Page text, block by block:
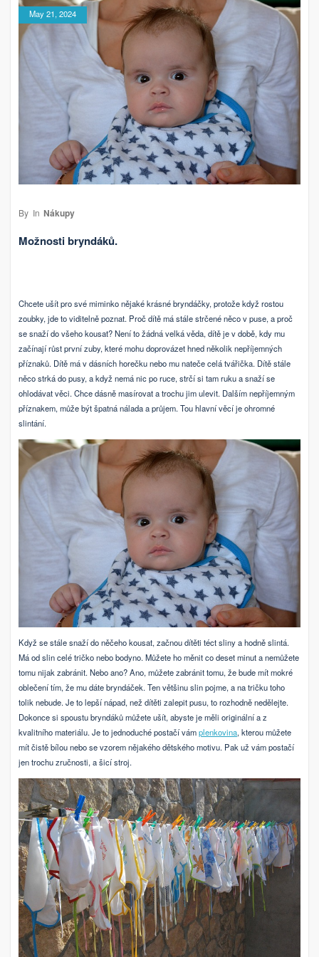
May 21, 2024
By In Nákupy
Možnosti bryndáků.
Chcete ušít pro své miminko nějaké krásné bryndáčky, protože když rostou
zoubky, jde to viditelně poznat. Proč dítě má stále strčené něco v puse, a proč
se snaží do všeho kousat? Není to žádná velká věda, dítě je v době, kdy mu
začínají růst první zuby, které mohu doprovázet hned několik nepříjemných
příznaků. Dítě má v dásních horečku nebo mu nateče celá tvářička. Dítě stále
něco strká do pusy, a když nemá nic po ruce, strčí si tam ruku a snaží se
ohlodávat věci. Chce dásně masírovat a trochu jim ulevit. Dalším nepříjemným
příznakem, může být špatná nálada a průjem. Tou hlavní věcí je ohromné
slintání.
Když se stále snaží do něčeho kousat, začnou dítěti téct sliny a hodně slintá.
Má od slin celé tričko nebo bodyno. Můžete ho měnit co deset minut a nemůžete
tomu nijak zabránit. Nebo ano?Ano, můžete zabránit tomu, že bude mít mokré
oblečení tím, že mu dáte bryndáček. Ten většinu slin pojme, a na tričku toho
tolik nebude. Je to lepší nápad, než dítěti zalepit pusu, to rozhodně nedělejte.
Dokonce si spoustu bryndáků můžete ušít, abyste je měli originální a z
kvalitního materiálu. Je to jednoduché postačí vámplenkovina, kterou můžete
mít čistě bílou nebo se vzorem nějakého dětského motivu. Pak už vám postačí
jen trochu zručnosti, a šicí stroj.